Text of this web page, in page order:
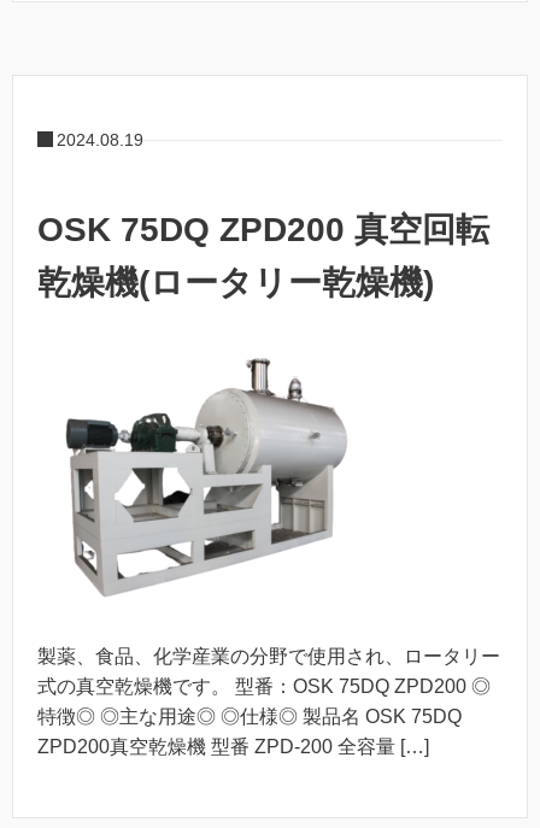
2024.08.19
OSK 75DQ ZPD200 真空回転
乾燥機(ロータリー乾燥機)
製薬、食品、化学産業の分野で使用され、ロータリー
式の真空乾燥機です。 型番：OSK 75DQ ZPD200 ◎
特徴◎ ◎主な用途◎ ◎仕様◎ 製品名 OSK 75DQ
ZPD200真空乾燥機 型番 ZPD-200 全容量 […]